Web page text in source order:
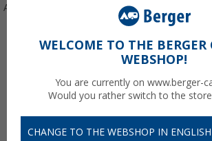
Artikelnr: 116423
WELCOME TO THE BERGER
WEBSHOP!
You are currently on www.berger-
Would you rather switch to the store
CHANGE TO THE WEBSHOP IN ENGLISH